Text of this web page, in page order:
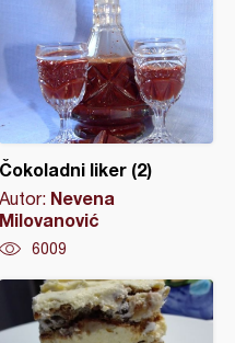
Čokoladni liker (2)
Autor: Nevena
Milovanović
6009